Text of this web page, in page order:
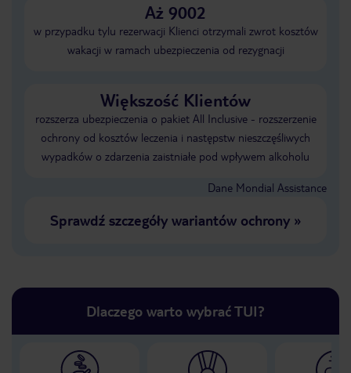
Aż 9002
w przypadku tylu rezerwacji Klienci otrzymali zwrot kosztów
wakacji w ramach ubezpieczenia od rezygnacji
Większość Klientów
rozszerza ubezpieczenia o pakiet All Inclusive - rozszerzenie
ochrony od kosztów leczenia i następstw nieszczęśliwych
wypadków o zdarzenia zaistniałe pod wpływem alkoholu
Dane Mondial Assistance
Sprawdź szczegóły wariantów ochrony»
Dlaczego warto wybrać TUI?